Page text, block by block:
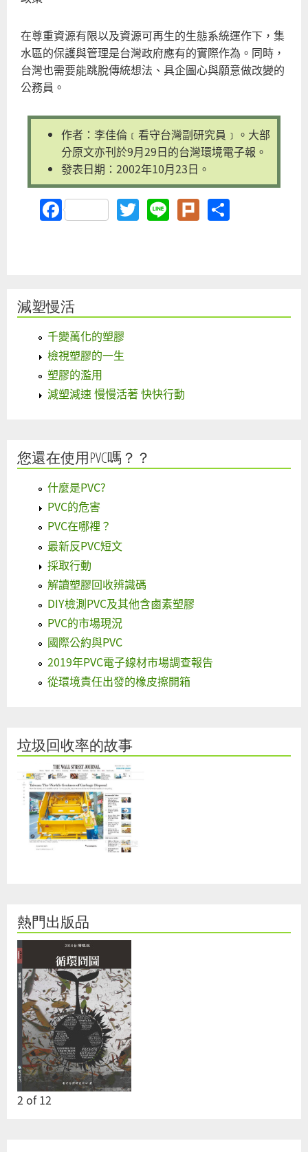
在尊重資源有限以及資源可再生的生態系統運作下，集
水區的保護與管理是台灣政府應有的實際作為。同時，
台灣也需要能跳脫傳統想法、具企圖心與願意做改變的
公務員。
作者：李佳倫﹝看守台灣副研究員﹞。大部
分原文亦刊於9月29日的台灣環境電子報。
發表日期：2002年10月23日。
FacebookTwitter
LinePlurk
減塑慢活
千變萬化的塑膠
檢視塑膠的一生
塑膠的濫用
減塑減速 慢慢活著 快快行動
您還在使用PVC嗎？？
什麼是PVC?
PVC的危害
PVC在哪裡？
最新反PVC短文
採取行動
解讀塑膠回收辨識碼
DIY檢測PVC及其他含鹵素塑膠
PVC的市場現況
國際公約與PVC
2019年PVC電子線材市場調查報告
從環境責任出發的橡皮擦開箱
垃圾回收率的故事
熱門出版品
2 of12